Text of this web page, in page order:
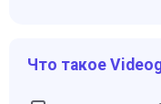
Что такое